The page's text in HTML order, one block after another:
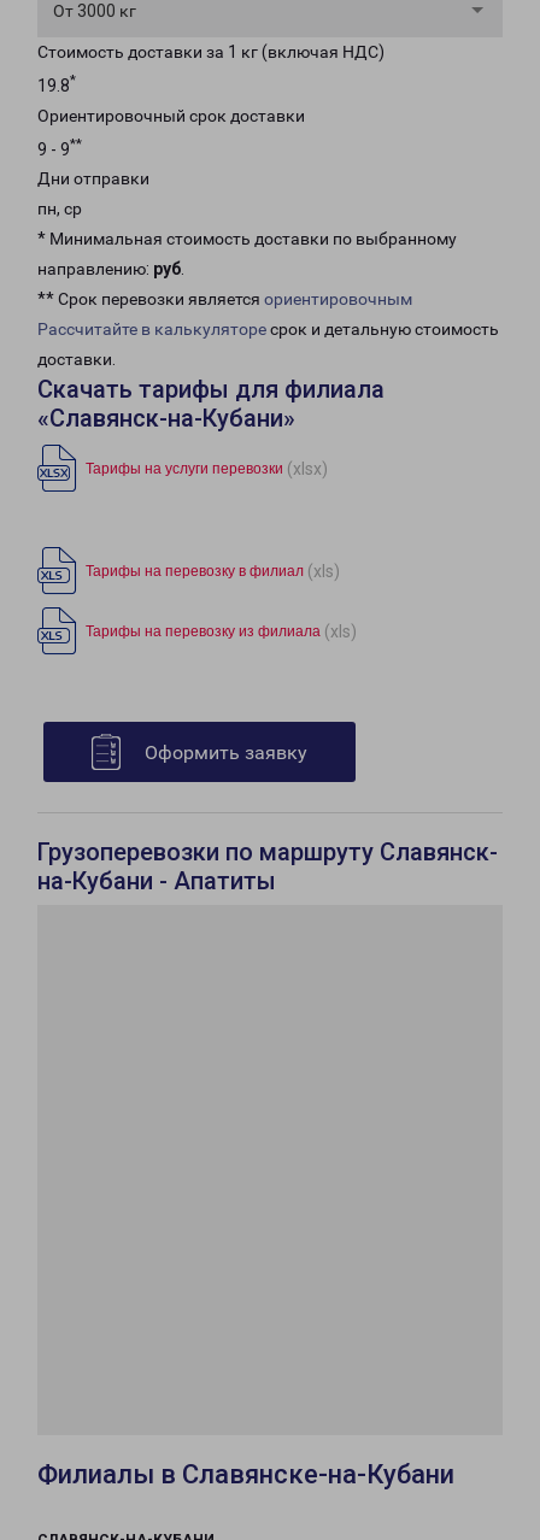
От 3000 кг
Стоимость доставки за 1 кг (включая НДС)
19.8*
Ориентировочный срок доставки
9 - 9**
Дни отправки
пн, ср
* Минимальная стоимость доставки по выбранному
направлению: руб.
** Срок перевозки является ориентировочным
Рассчитайте в калькуляторесрок и детальную стоимость
доставки.
Скачать тарифы для филиала
«Славянск-на-Кубани»
Тарифы на услуги перевозки (xlsx)
Тарифы на перевозку в филиал (xls)
Тарифы на перевозку из филиала (xls)
Оформить заявку
Грузоперевозки по маршруту Славянск-
на-Кубани - Апатиты
Филиалы в Славянске-на-Кубани